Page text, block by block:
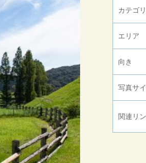
カテゴ
エリア
向き
写真サ
関連リ